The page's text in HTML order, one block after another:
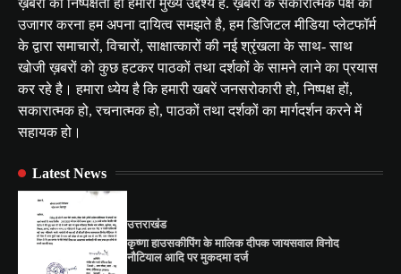
उजागर करना हम अपना दायित्व समझते है, हम डिजिटल मीडिया प्लेटफॉर्म
के द्वारा समाचारों, विचारों, साक्षात्कारों की नई श्रृंखला के साथ- साथ
खोजी ख़बरों को कुछ हटकर पाठकों तथा दर्शकों के सामने लाने का प्रयास
कर रहे है। हमारा ध्येय है कि हमारी खबरें जनसरोकारी हो, निष्पक्ष हों,
सकारात्मक हो, रचनात्मक हो, पाठकों तथा दर्शकों का मार्गदर्शन करने में
सहायक हो।
Latest News
उत्तराखंड
कृष्णा हाउसकीपिंग के मालिक दीपक जायसवाल विनोद
नौटियाल आदि पर मुकदमा दर्ज